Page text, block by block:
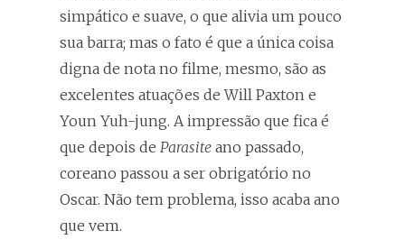
simpático e suave, o que alivia um pouco
sua barra; mas o fato é que a única coisa
digna de nota no filme, mesmo, são as
excelentes atuações de Will Paxton e
Youn Yuh-jung. A impressão que fica é
que depois de Parasite ano passado,
coreano passou a ser obrigatório no
Oscar. Não tem problema, isso acaba ano
que vem.